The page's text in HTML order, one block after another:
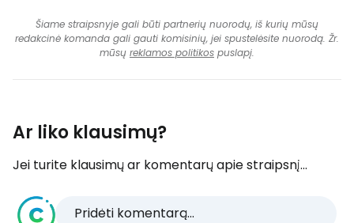
Šiame straipsnyje gali būti partnerių nuorodų, iš kurių mūsų
redakcinė komanda gali gauti komisinių, jei spustelėsite nuorodą. Žr.
mūsų reklamos politikos puslapį.
Ar liko klausimų?
Jei turite klausimų ar komentarų apie straipsnį...
Pridėti komentarą...